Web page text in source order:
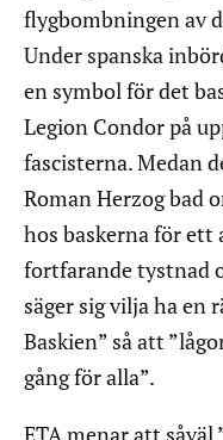
flygbombningen av
Under spanska
en symbol för det
Legion Condor på
fascisterna. Medan
Roman Herzog bad
hos baskerna för ett
fortfarande tystnad
säger sig vilja ha en
Baskien” så att
gång för alla”.
ETA menar att såväl